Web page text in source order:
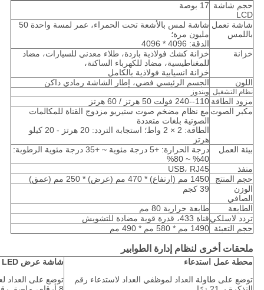
حجم شاشة
LCD
17 بوصة
شاشة تعمل
باللمس
شاشة لمس بالأشعة تحت الحمراء، عمر لمسة واحدة 50
مليون مرة؛
الدقة: 4096 * 4096
خزانة
خزانة كشك فولاذية باردة، طلاء معدني للسيارات، مضاد
للمغناطيسية، مضاد للكهرباء الساكنة،
خزانة انسيابية فولاذية بالكامل
اللون
الجسم الرئيسي فضي، إطار الشاشة رمادي داكن
نظام التشغيل ويندوز
مزود الطاقة 110--240 فولت 50 هرتز / 60 هرتز
مكبر الصوت مع نظام مضخم صوت ستيريو مزدوج القناة للمكالمات
الصوتية بلغات متعددة
الطاقة: 2 × 2 واط؛ استجابة التردد: 20 هرتز - 20 كيلو
هرتز
بيئة العمل
درجة الحرارة: +5 درجة مئوية ~ +35 درجة مئوية الرطوبة:
40% ~ 80%
منفذ
USB، RJ45
حجم المنتج
1450 مم (ارتفاع) * 470 مم (عرض) * 250 مم (عمق)
الوزن
الصافي
39 كجم
الطابعة
طابعة حرارية 80 مم
تردد لاسلكيقناة 433، قدرة قوية مضادة للتشويش
حجم التعبئة 1490 مم * 580 مم * 490 مم
ملحقات أخرى لنظام إدارة الطوابير
محطة عمل استدعاء
توضع على طاولة العداد لموظفي العداد لاستدعاء رقم
شاشة عرض LED للعداد
توضع على العداد